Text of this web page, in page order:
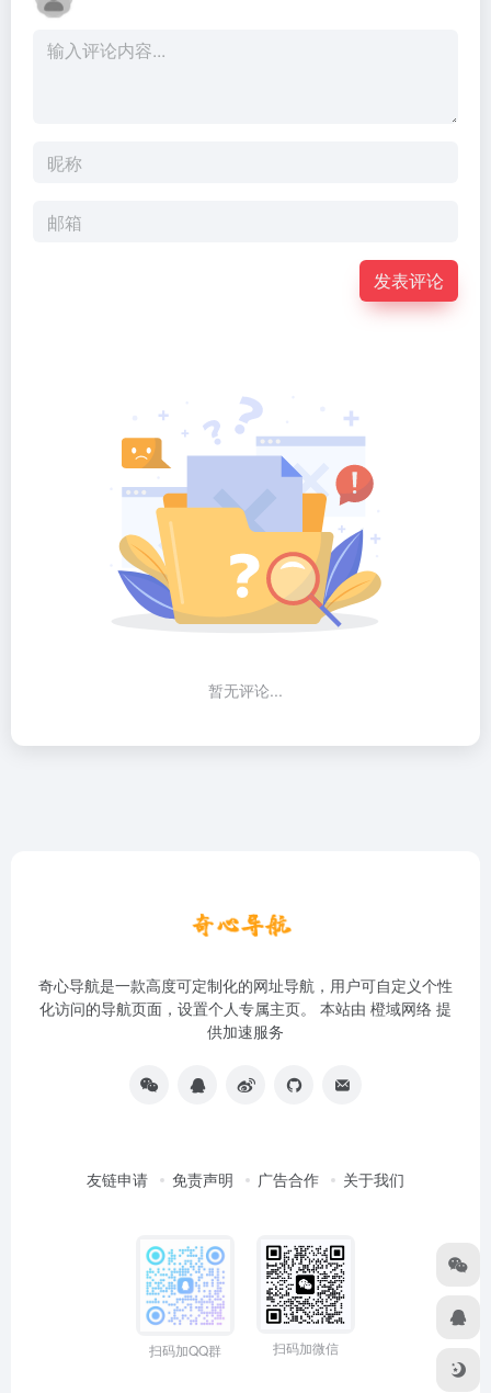
发表评论
暂无评论...
奇心导航是一款高度可定制化的网址导航，用户可自定义个性
化访问的导航页面，设置个人专属主页。 本站由 橙域网络 提
供加速服务
友链申请 免责声明 广告合作 关于我们
扫码加QQ群 扫码加微信